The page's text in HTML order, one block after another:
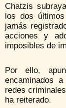
Chatzis
los dos
jamás
acciones y
imposibles de
Por ello,
encaminados
redes
ha reiterado.